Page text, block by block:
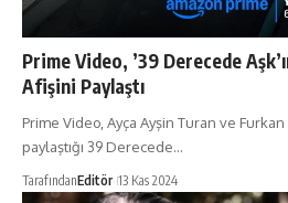
Prime Video, ’39 Derecede
Afişini Paylaştı
Prime Video, Ayça Ayşin Turan ve Furkan
paylaştığı 39 Derecede…
TarafındanEditör 13 Kas 2024